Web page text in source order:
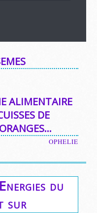
ALIMENTAIRE
DE
OPHELIE
du
sur